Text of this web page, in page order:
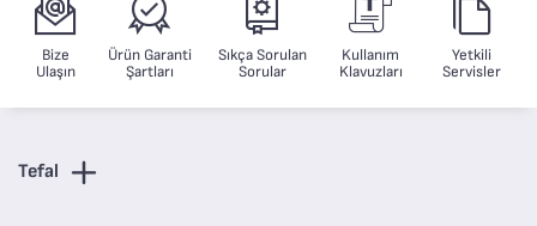
kadar arındırılmasını
sağlar
Bize
Ulaşın
Ürün Garanti
Şartları
Sıkça Sorulan
Sorular
Kullanım
Klavuzları
Yetkili
Servisler
Tefal